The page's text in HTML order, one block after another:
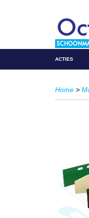
ACTIES
Home >